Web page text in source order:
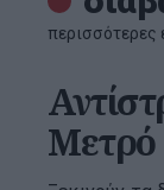
περισσότερες
Μετρό